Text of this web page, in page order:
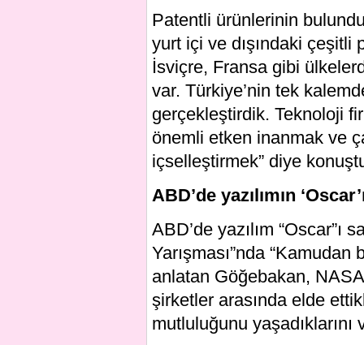
Patentli ürünlerinin
yurt içi ve dışındaki çeşitli
İsviçre, Fransa gibi
var. Türkiye’nin tek
gerçekleştirdik. Teknoloji
önemli etken inanmak ve
içselleştirmek” diye
ABD’de yazılımın
ABD’de yazılım “Oscar”ı
Yarışması”nda
anlatan Göğebakan,
şirketler arasında elde
mutluluğunu yaşadıklarını